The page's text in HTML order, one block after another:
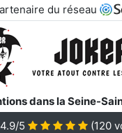
du réseau
dans la Seine-
4.9/5 (120